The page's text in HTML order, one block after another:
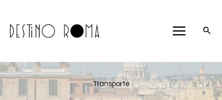
contenido
Transporte